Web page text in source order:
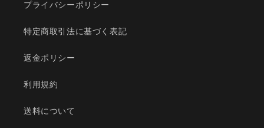
プライバシーポリシー
特定商取引法に基づく表記
返金ポリシー
利用規約
送料について